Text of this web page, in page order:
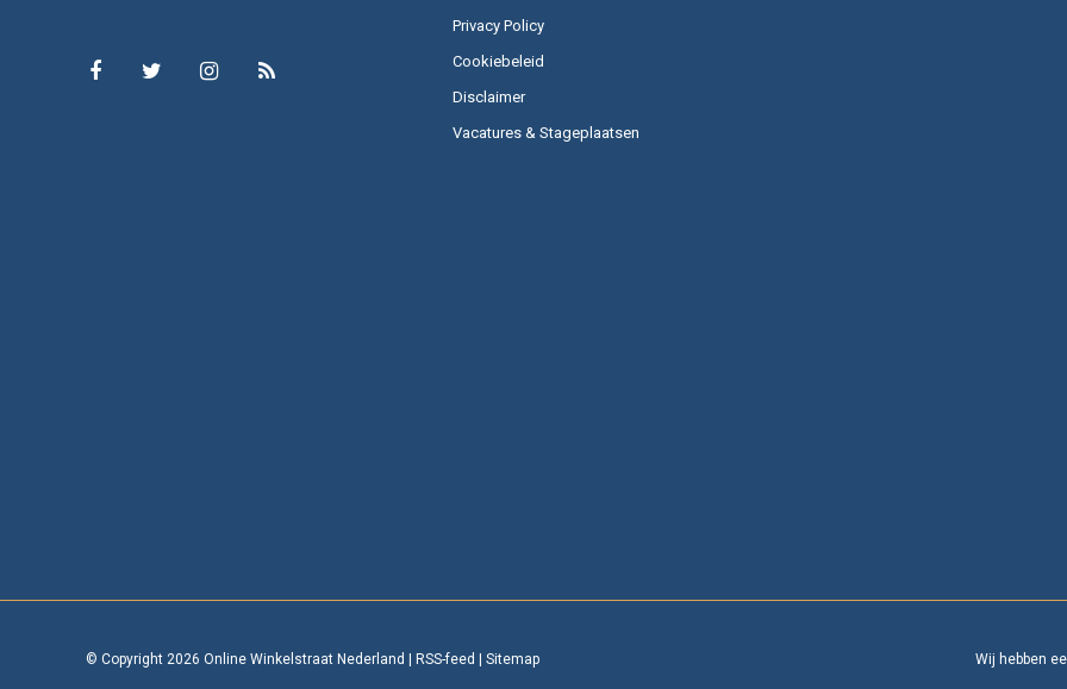
Privacy Policy
Cookiebeleid
Disclaimer
Vacatures & Stageplaatsen
© Copyright 2026 Online Winkelstraat Nederland | RSS-feed | Sitemap Wij hebben